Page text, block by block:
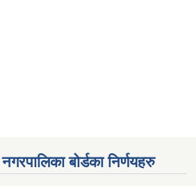
नगरपालिका बोर्डका निर्णयहरु